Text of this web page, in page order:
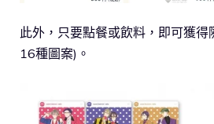
此外，只要點餐或飲料，即可獲
16種圖案)。